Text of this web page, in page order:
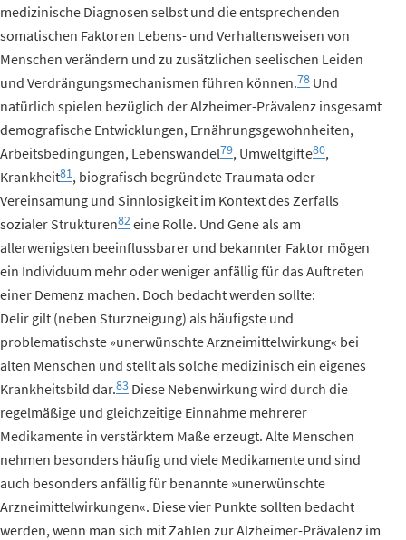
medizinische Diagnosen selbst und die entsprechenden
somatischen Faktoren Lebens- und Verhaltensweisen von
Menschen verändern und zu zusätzlichen seelischen Leiden
und Verdrängungsmechanismen führen können.78 Und
natürlich spielen bezüglich der Alzheimer-Prävalenz insgesamt
demografische Entwicklungen, Ernährungsgewohnheiten,
Arbeitsbedingungen, Lebenswandel79, Umweltgifte80,
Krankheit81, biografisch begründete Traumata oder
Vereinsamung und Sinnlosigkeit im Kontext des Zerfalls
sozialer Strukturen82eine Rolle. Und Gene als am
allerwenigsten beeinflussbarer und bekannter Faktor mögen
ein Individuum mehr oder weniger anfällig für das Auftreten
einer Demenz machen. Doch bedacht werden sollte:
Delir gilt (neben Sturzneigung) als häufigste und
problematischste »unerwünschte Arzneimittelwirkung« bei
alten Menschen und stellt als solche medizinisch ein eigenes
Krankheitsbild dar.83 Diese Nebenwirkung wird durch die
regelmäßige und gleichzeitige Einnahme mehrerer
Medikamente in verstärktem Maße erzeugt. Alte Menschen
nehmen besonders häufig und viele Medikamente und sind
auch besonders anfällig für benannte »unerwünschte
Arzneimittelwirkungen«. Diese vier Punkte sollten bedacht
werden, wenn man sich mit Zahlen zur Alzheimer-Prävalenz im